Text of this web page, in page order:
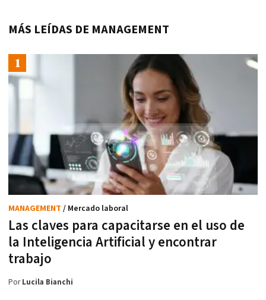
MÁS LEÍDAS DE MANAGEMENT
Las claves para capacitarse en el uso de
la Inteligencia Artificial y encontrar
trabajo
MANAGEMENT / Mercado laboral
PorLucila Bianchi